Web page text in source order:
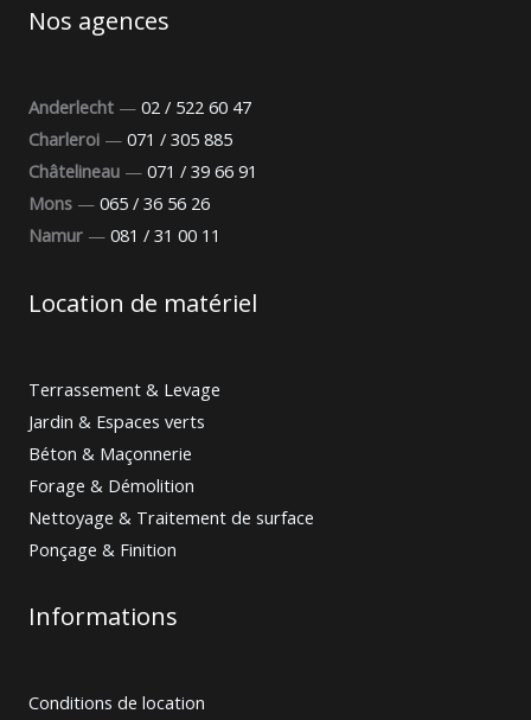
Nos agences
Anderlecht — 02 / 522 60 47
Charleroi — 071 / 305 885
Châtelineau — 071 / 39 66 91
Mons — 065 / 36 56 26
Namur — 081 / 31 00 11
Location de matériel
Terrassement & Levage
Jardin & Espaces verts
Béton & Maçonnerie
Forage & Démolition
Nettoyage & Traitement de surface
Ponçage & Finition
Informations
Conditions de location